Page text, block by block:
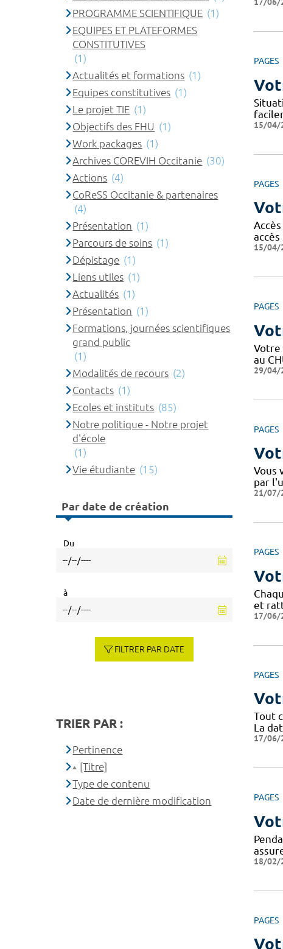
PAGES
15/04/
PAGES
15/04/
PAGES
Votre
au
29/04/
PAGES
Vous
par
21/07/
PAGES
et
17/06/
PAGES
Tout
La
17/06/
PAGES
18/02/
PAGES
PROGRAMME SCIENTIFIQUE (1)
EQUIPES ET PLATEFORMES
CONSTITUTIVES
(1)
Actualités et formations (1)
Equipes constitutives (1)
Le projet TIE (1)
Objectifs des FHU (1)
Work packages (1)
Archives COREVIH Occitanie (30)
Actions (4)
CoReSS Occitanie & partenaires
(4)
Présentation (1)
Parcours de soins (1)
Dépistage (1)
Liens utiles (1)
Actualités (1)
Présentation (1)
Formations, journées scientifiques
grand public
(1)
Modalités de recours (2)
Contacts (1)
Ecoles et instituts (85)
Notre politique - Notre projet
d'école
(1)
Vie étudiante (15)
Par date de création
Du
à
FILTRER PAR DATE
TRIER PAR :
Pertinence
[Titre]
Type de contenu
Date de dernière modification